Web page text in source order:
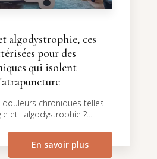
algodystrophie, ces
pour des
qui isolent
chroniques telles
et l'algodystrophie ?...
En savoir plus